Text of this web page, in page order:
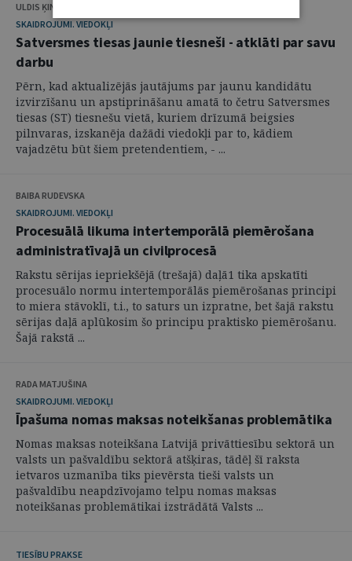
ULDIS ĶINIS, KRISTĪNE KRŪMA, KASPARS BALODIS, VIKTORS SKUDRA
SKAIDROJUMI. VIEDOKĻI
Satversmes tiesas jaunie tiesneši - atklāti par savu
darbu
Pērn, kad aktualizējās jautājums par jaunu kandidātu
izvirzīšanu un apstiprināšanu amatā to četru Satversmes
tiesas (ST) tiesnešu vietā, kuriem drīzumā beigsies
pilnvaras, izskanēja dažādi viedokļi par to, kādiem
vajadzētu būt šiem pretendentiem, - ...
BAIBA RUDEVSKA
SKAIDROJUMI. VIEDOKĻI
Procesuālā likuma intertemporālā piemērošana
administratīvajā un civilprocesā
Rakstu sērijas iepriekšējā (trešajā) daļā1 tika apskatīti
procesuālo normu intertemporālās piemērošanas principi
to miera stāvoklī, t.i., to saturs un izpratne, bet šajā rakstu
sērijas daļā aplūkosim šo principu praktisko piemērošanu.
Šajā rakstā ...
RADA MATJUŠINA
SKAIDROJUMI. VIEDOKĻI
Īpašuma nomas maksas noteikšanas problemātika
Nomas maksas noteikšana Latvijā privāttiesību sektorā un
valsts un pašvaldību sektorā atšķiras, tādēļ šī raksta
ietvaros uzmanība tiks pievērsta tieši valsts un
pašvaldību neapdzīvojamo telpu nomas maksas
noteikšanas problemātikai izstrādātā Valsts ...
TIESĪBU PRAKSE